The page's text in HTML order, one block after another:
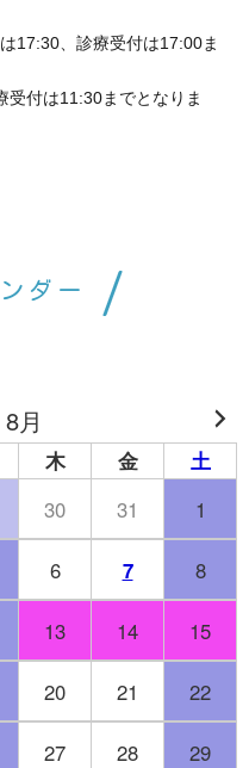
17:30、診療受付は17:00ま
受付は11:30までとなりま
ダー
月
木 金
土
30 31 1
6 7 8
13 14 15
20 21 22
27 28 29